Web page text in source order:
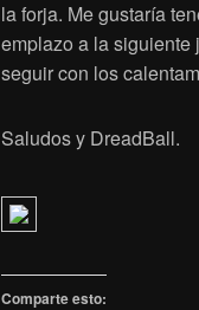
la forja. Me gustaría
emplazo a la siguiente
seguir con los
Saludos y DreadBall.
Comparte esto: